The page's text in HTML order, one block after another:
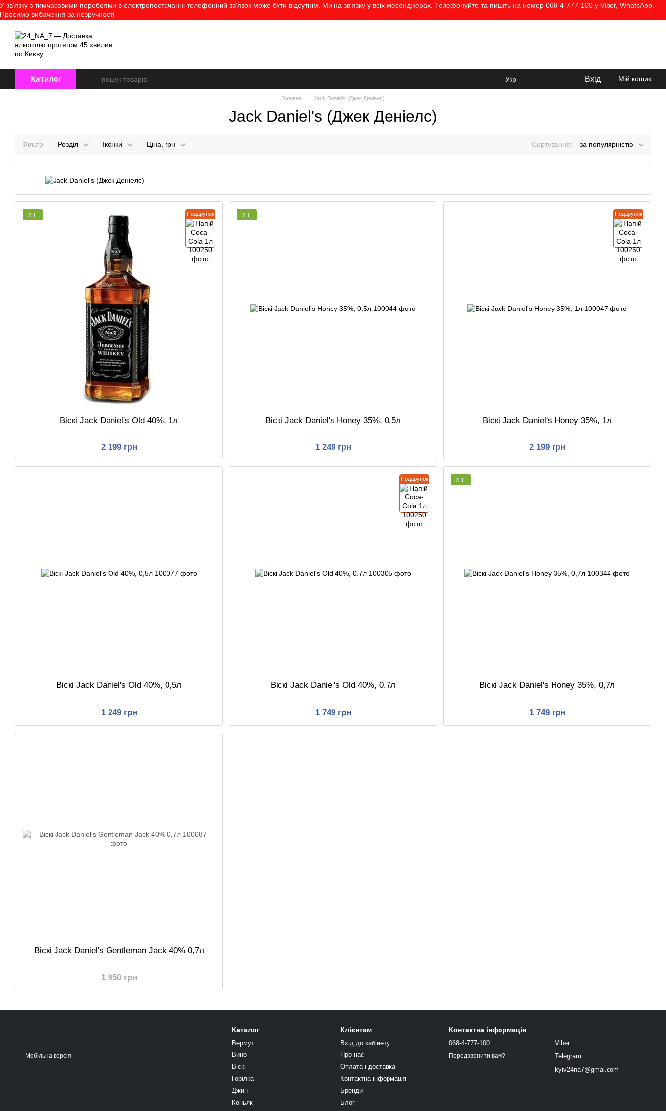
Перейти до основного контенту
У зв'язку з тимчасовими перебоями в електропостачанні телефонний зв'язок може бути відсутнім. Ми на зв'язку у всіх месенджерах. Телефонуйте та пишіть на номер 068-4-777-100 у Viber, WhatsApp.
Просимо вибачення за незручності
Каталог Укр Вхід Мій кошик
Головна Jack Daniel's (Джек Деніелс)
Jack Daniel's (Джек Деніелс)
Фільтр Розділ Іконки Ціна, грн Сортування: за популярністю
Подарунок
ХІТ
Віскі Jack Daniel's Old 40%, 1л
2 199 грн
ХІТ
Віскі Jack Daniel's Honey 35%, 0,5л
1 249 грн
Подарунок
Віскі Jack Daniel's Honey 35%, 1л
2 199 грн
Віскі Jack Daniel's Old 40%, 0,5л
1 249 грн
Подарунок
Віскі Jack Daniel's Old 40%, 0.7л
1 749 грн
ХІТ
Віскі Jack Daniel's Honey 35%, 0,7л
1 749 грн
Віскі Jack Daniel's Gentleman Jack 40% 0,7л
1 950 грн
Мобільна версія
Каталог
Вермут
Вино
Віскі
Горілка
Джин
Коньяк
Клієнтам
Вхід до кабінету
Про нас
Оплата і доставка
Контактна інформація
Бренди
Блог
Контактна інформація
068-4-777-100
Передзвонити вам?
Viber
Telegram
kyiv24na7@gmai.com